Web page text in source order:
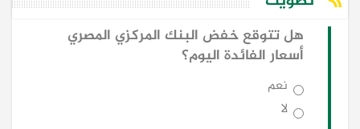
هل تتوقع خفض البنك المركزي المصري
أسعار الفائدة اليوم؟
نعم
لا